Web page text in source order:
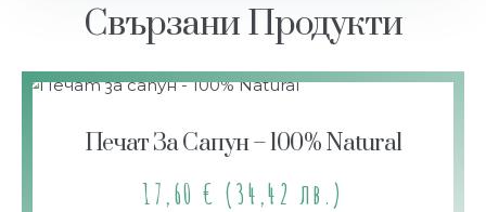
Свързани Продукти
Печат За Сапун – 100% Natural
17,60 € (34,42 лв.)